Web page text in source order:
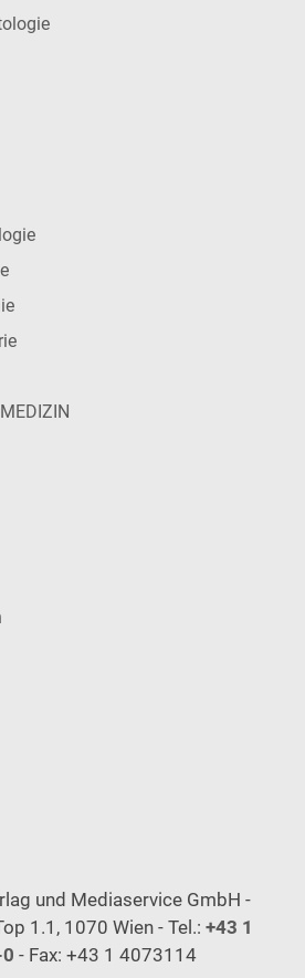
und Mediaservice GmbH -
1.1, 1070 Wien - Tel.: +43 1
- Fax: +43 1 4073114